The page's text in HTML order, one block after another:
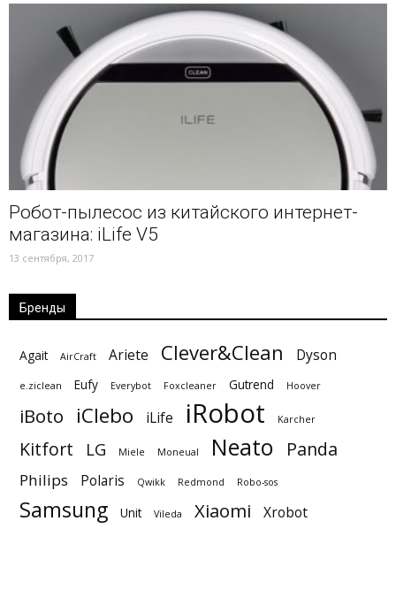
Робот-пылесос из китайского интернет-
магазина: iLife V5
13 сентября, 2017
Бренды
Agait AirCraft Ariete Clever&Clean Dyson
e.ziclean Eufy Everybot Foxcleaner Gutrend Hoover
iBoto iClebo iLife iRobot Karcher
Kitfort LG Miele Moneual Neato Panda
Philips Polaris Qwikk Redmond Robo-sos
Samsung Unit Vileda Xiaomi Xrobot